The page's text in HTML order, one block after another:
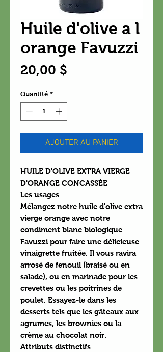
Huile d'olive a l
orange Favuzzi
20,00 $
Quantité *
AJOUTER AU PANIER
HUILE D'OLIVE EXTRA VIERGE
D'ORANGE CONCASSÉE
Les usages
Mélangez notre huile d'olive extra
vierge orange avec notre
condiment blanc biologique
Favuzzi pour faire une délicieuse
vinaigrette fruitée. Il vous ravira
arrosé de fenouil (braisé ou en
salade), ou en marinade pour les
crevettes ou les poitrines de
poulet. Essayez-le dans les
desserts tels que les gâteaux aux
agrumes, les brownies ou la
crème au chocolat noir.
Attributs distinctifs